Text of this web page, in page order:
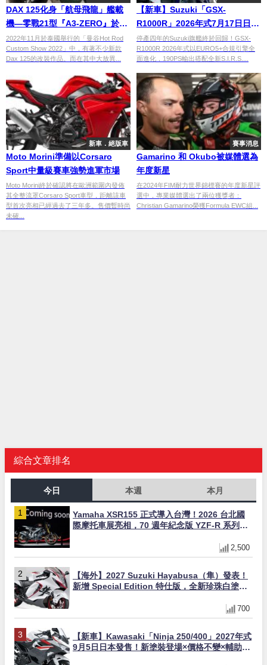
DAX 125化身「航母飛龍」艦載
機—零戰21型『A3-ZERO』於泰
國起飛
2022年11月於泰國舉行的「曼谷Hot Rod
Custom Show 2022」中，有著不少新款
Dax 125的改裝作品。而在其中大放異...
【新車】Suzuki「GSX-
R1000R」2026年式7月17日日本
復活！190PS×EURO5+引擎全面
升級×乾式碳纖維定風翼選配登場
停產四年的Suzuki旗艦終於回歸！GSX-
R1000R 2026年式以EURO5+合規引擎全
面進化，190PS輸出搭配全新S.I.R.S....
新車．絕版車
Moto Morini準備以Corsaro
Sport中量級賽車強勢進軍市場
Moto Morini終於確認將在歐洲範圍內發佈
其全整流罩Corsaro Sport車型，距離該車
型首次亮相已經過去了三年多。售價暫時尚
未確...
賽事消息
Gamarino 和 Okubo被媒體選為
年度新星
在2024年FIM耐力世界錦標賽的年度新星評
選中，專業媒體選出了兩位獲獎者：
Christian Gamarino榮獲Formula EWC組...
綜合文章排名
今日 本週 本月
Yamaha XSR155 正式導入台灣！2026 台北國
際摩托車展亮相，70 週年紀念版 YZF-R 系列限
2,500
【海外】2027 Suzuki Hayabusa（隼）發表！
新增 Special Edition 特仕版，全新珍珠白塗裝
700
【新車】Kawasaki「Ninja 250/400」2027年式
9月5日日本發售！新塗裝登場×價格不變×輔助滑